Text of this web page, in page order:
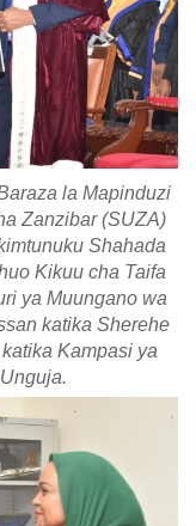
la Mapinduzi
Zanzibar (SUZA)
Shahada
Kikuu cha Taifa
ya Muungano wa
katika Sherehe
Kampasi ya